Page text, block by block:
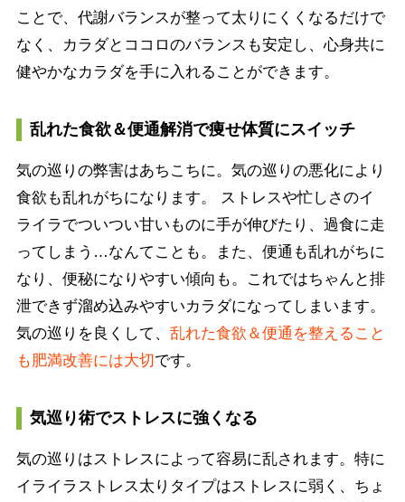
ことで、代謝バランスが整って太りにくくなるだけで
なく、カラダとココロのバランスも安定し、心身共に
健やかなカラダを手に入れることができます。
乱れた食欲＆便通解消で痩せ体質にスイッチ
気の巡りの弊害はあちこちに。気の巡りの悪化により
食欲も乱れがちになります。 ストレスや忙しさのイ
ライラでついつい甘いものに手が伸びたり、過食に走
ってしまう…なんてことも。また、便通も乱れがちに
なり、便秘になりやすい傾向も。これではちゃんと排
泄できず溜め込みやすいカラダになってしまいます。
気の巡りを良くして、 乱れた食欲＆便通を整えること
も肥満改善には大切です。
気巡り術でストレスに強くなる
気の巡りはストレスによって容易に乱されます。特に
イライラストレス太りタイプはストレスに弱く、ちょ